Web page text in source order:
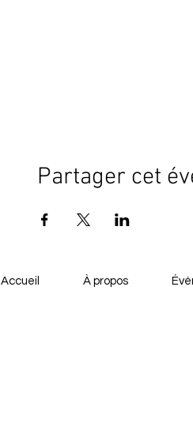
Partager cet
Accueil À propos